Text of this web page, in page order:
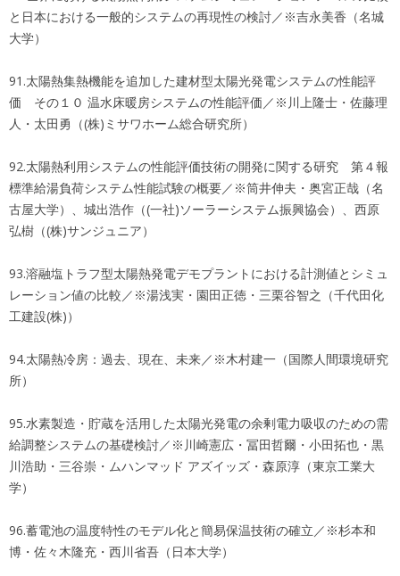
と日本における一般的システムの再現性の検討／※吉永美香（名城
大学）
91.太陽熱集熱機能を追加した建材型太陽光発電システムの性能評
価 その１０ 温水床暖房システムの性能評価／※川上隆士・佐藤理
人・太田勇（(株)ミサワホーム総合研究所）
92.太陽熱利用システムの性能評価技術の開発に関する研究 第４報
標準給湯負荷システム性能試験の概要／※筒井伸夫・奥宮正哉（名
古屋大学）、城出浩作（(一社)ソーラーシステム振興協会）、西原
弘樹（(株)サンジュニア）
93.溶融塩トラフ型太陽熱発電デモプラントにおける計測値とシミュ
レーション値の比較／※湯浅実・園田正徳・三栗谷智之（千代田化
工建設(株)）
94.太陽熱冷房：過去、現在、未来／※木村建一（国際人間環境研究
所）
95.水素製造・貯蔵を活用した太陽光発電の余剰電力吸収のための需
給調整システムの基礎検討／※川崎憲広・冨田哲爾・小田拓也・黒
川浩助・三谷崇・ムハンマッド アズイッズ・森原淳（東京工業大
学）
96.蓄電池の温度特性のモデル化と簡易保温技術の確立／※杉本和
博・佐々木隆充・西川省吾（日本大学）